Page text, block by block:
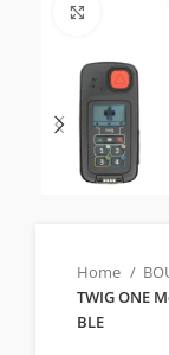
Click to
Home
TWIG ONE
BLE